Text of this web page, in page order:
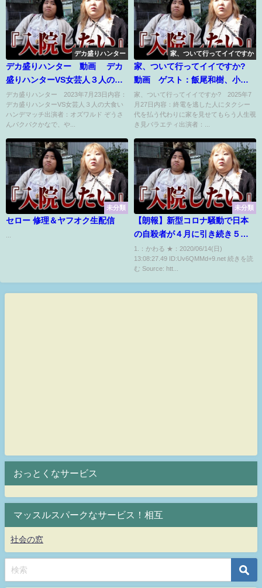
デカ盛りハンター
デカ盛りハンター 動画 デカ
盛りハンターVS女芸人３人の大
食いハンデマッチ 7月23日
デカ盛りハンター 2023年7月23日内容：
デカ盛りハンターVS女芸人３人の大食い
ハンデマッチ出演者：オズワルド ぞうさ
んパクパクかなで、や...
家、ついて行ってイイですか
家、ついて行ってイイですか?
動画 ゲスト：飯尾和樹、小野
花梨 7月27日
家、ついて行ってイイですか? 2025年7
月27日内容：終電を逃した人にタクシー
代を払う代わりに家を見せてもらう人生覗
き見バラエティ出演者：...
未分類
セロー 修理＆ヤフオク生配信
...
未分類
【朗報】新型コロナ騒動で日本
の自殺者が４月に引き続き５月
も大幅に減少
1.：かわる ★：2020/06/14(日)
13:08:27.49 ID:Uv6QMMd+9.net 続きを読
む Source: htt...
おっとくなサービス
マッスルスパークなサービス！相互
社会の窓